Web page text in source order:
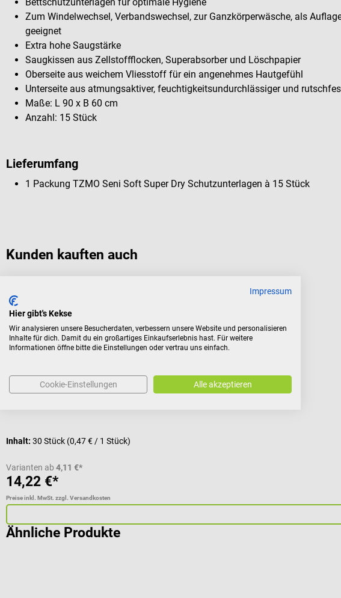
Zum Windelwechsel, Verbandswechsel, zur Ganzkörperwäsche, als
geeignet
Extra hohe Saugstärke
Saugkissen aus Zellstoffflocken, Superabsorber und Löschpapier
Oberseite aus weichem Vliesstoff für ein angenehmes Hautgefühl
Unterseite aus atmungsaktiver, feuchtigkeitsundurchlässiger und
Maße: L 90 x B 60 cm
Anzahl: 15 Stück
Lieferumfang
1 Packung TZMO Seni Soft Super Dry Schutzunterlagen à 15 Stück
Kunden kauften auch
TZMO
Seni Soft Super Schutzunterlage
Krankenunterlagen mit Saugkissen mit extra Papierbeschichtung
Größe und Packungsgröße:60 x 60 cm, 30 Stück
Inhalt: 30 Stück (0,47 € / 1 Stück)
Varianten ab 4,11 €*
14,22 €*
Preise inkl. MwSt. zzgl. Versandkosten
Ähnliche Produkte
Impressum
Hier gibt's Kekse
Wir analysieren unsere Besucherdaten, verbessern unsere Website und personalisieren
Inhalte für dich. Damit du ein großartiges Einkaufserlebnis hast. Für weitere
Informationen öffne bitte die Einstellungen oder vertrau uns einfach.
Cookie-Einstellungen Alle akzeptieren